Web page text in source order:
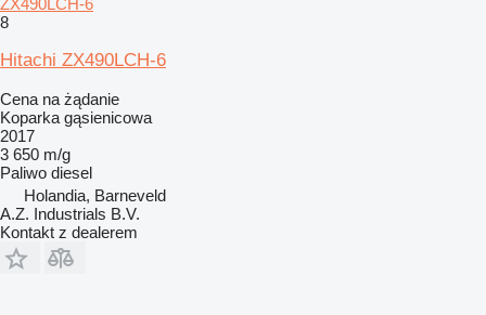
ZX490LCH-6
8
Hitachi ZX490LCH-6
Cena na żądanie
Koparka gąsienicowa
2017
3 650 m/g
Paliwo diesel
Holandia, Barneveld
A.Z. Industrials B.V.
Kontakt z dealerem